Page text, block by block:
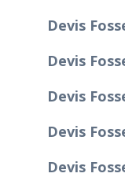
Devis
Devis
Devis
Devis
Devis